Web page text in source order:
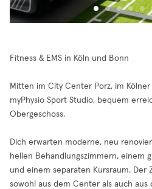
Fitness & EMS in Köln und Bonn
Mitten im City Center Porz, im
myPhysio Sport Studio, bequem
Obergeschoss.
Dich erwarten moderne, neu
hellen Behandlungszimmern, einem
und einem separaten Kursraum. Der
sowohl aus dem Center als auch aus